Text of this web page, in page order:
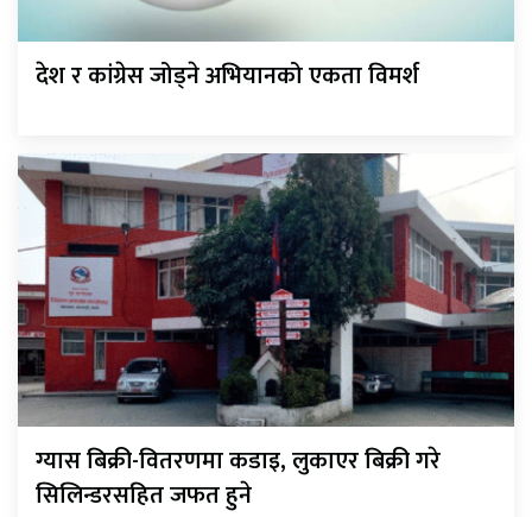
देश र कांग्रेस जोड्ने अभियानको एकता विमर्श
ग्यास बिक्री-वितरणमा कडाइ, लुकाएर बिक्री गरे
सिलिन्डरसहित जफत हुने